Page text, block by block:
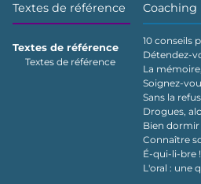
Textes de référence
Textes de référence
Textes de référence
Coaching
10 conseils
Détendez-
La
Soignez-
Sans la
Drogues,
Bien dormir
Connaître
É-qui-li-bre !
L'oral : une